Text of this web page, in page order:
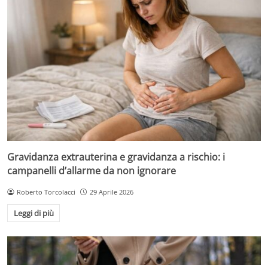
Gravidanza extrauterina e gravidanza a rischio: i
campanelli d’allarme da non ignorare
Roberto Torcolacci 29 Aprile 2026
Leggi di più